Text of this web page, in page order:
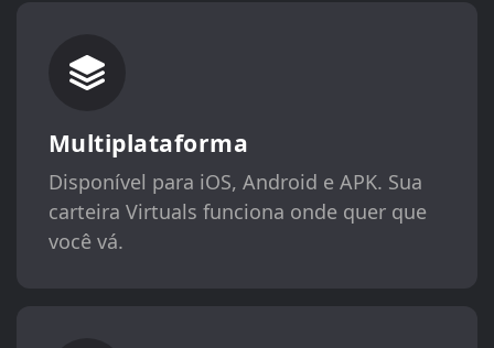
Multiplataforma
Disponível para iOS, Android e APK. Sua
carteira Virtuals funciona onde quer que
você vá.